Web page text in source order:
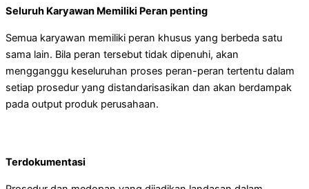
Seluruh Karyawan Memiliki Peran penting
Semua karyawan memiliki peran khusus yang berbeda satu
sama lain. Bila peran tersebut tidak dipenuhi, akan
mengganggu keseluruhan proses peran-peran tertentu dalam
setiap prosedur yang distandarisasikan dan akan berdampak
pada output produk perusahaan.
Terdokumentasi